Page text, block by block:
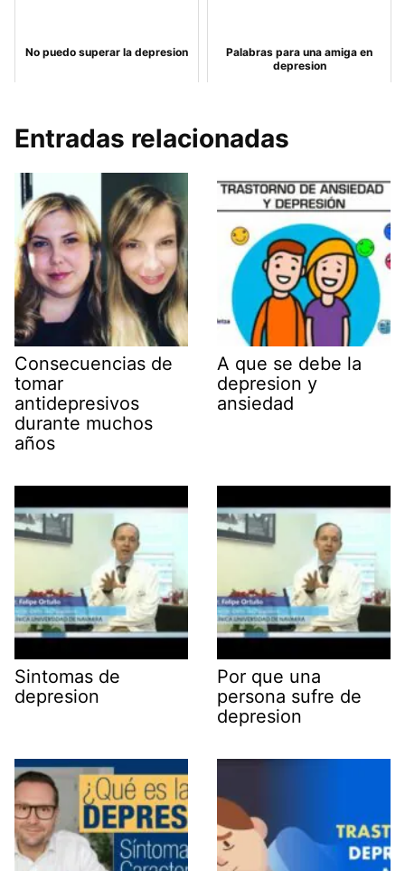
No puedo superar la depresion
Palabras para una amiga en
depresion
Entradas relacionadas
Consecuencias de
tomar
antidepresivos
durante muchos
años
A que se debe la
depresion y
ansiedad
Sintomas de
depresion
Por que una
persona sufre de
depresion